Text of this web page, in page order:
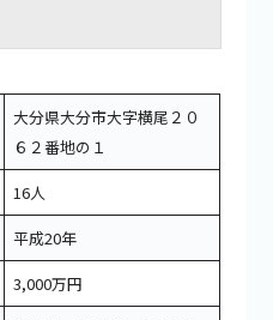
大分県大分市大字横尾２０
６２番地の１
16人
平成20年
3,000万円